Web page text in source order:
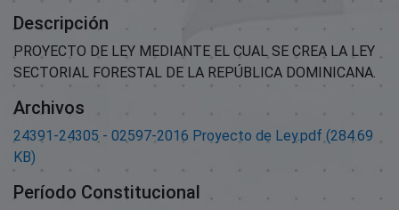
Descripción
PROYECTO DE LEY MEDIANTE EL CUAL SE CREA LA LEY
SECTORIAL FORESTAL DE LA REPÚBLICA DOMINICANA.
Archivos
24391-24305 - 02597-2016 Proyecto de Ley.pdf (284.69
KB)
Período Constitucional